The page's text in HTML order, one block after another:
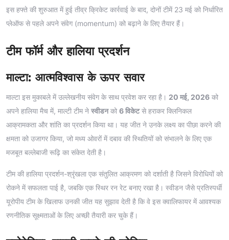
इस हफ्ते की शुरुआत में हुई तीव्र क्रिकेट कार्रवाई के बाद, दोनों टीमें 23 मई को निर्धारित
प्लेऑफ से पहले अपने संवेग (momentum) को बढ़ाने के लिए तैयार हैं।
टीम फॉर्म और हालिया प्रदर्शन
माल्टा: आत्मविश्वास के ऊपर सवार
माल्टा इस मुकाबले में उल्लेखनीय संवेग के साथ प्रवेश कर रहा है। 20 मई, 2026 को
अपने हालिया मैच में, माल्टी टीम ने स्वीडनको 6 विकेटसे हराकर क्लिनिकल
आक्रामकता और शांति का प्रदर्शन किया था। यह जीत ने उनके लक्ष्य का पीछा करने की
क्षमता को उजागर किया, जो मध्य ओवरों में दबाव की स्थितियों को संभालने के लिए एक
मजबूत बल्लेबाजी रूढ़ि का संकेत देती है।
टीम की हालिया प्रदर्शन-श्रृंखला एक संतुलित आक्रमण को दर्शाती है जिसने विरोधियों को
रोकने में सफलता पाई है, जबकि एक स्थिर रन रेट बनाए रखा है। स्वीडन जैसे प्रतिस्पर्धी
यूरोपीय टीम के खिलाफ उनकी जीत यह सुझाव देती है कि वे इस क्वालिफायर में आवश्यक
रणनीतिक सूक्ष्मताओं के लिए अच्छी तैयारी कर चुके हैं।